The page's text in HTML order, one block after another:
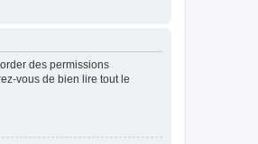
des permissions
vous de bien lire tout le